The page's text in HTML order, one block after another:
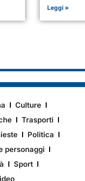
Leggi »
Culture
Trasporti
Politica
personaggi
Sport